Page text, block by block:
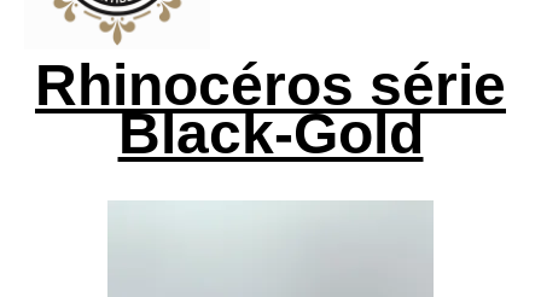
Accueil
A propos
Solutions & Réparations
Rhinocéros série
Black-Gold